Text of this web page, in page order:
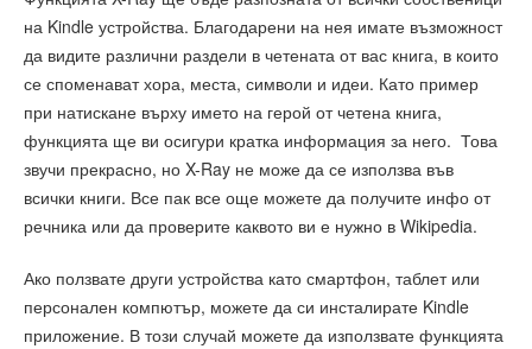
на Kindle устройства. Благодарени на нея имате възможност
да видите различни раздели в четената от вас книга, в които
се споменават хора, места, символи и идеи. Като пример
при натискане върху името на герой от четена книга,
функцията ще ви осигури кратка информация за него. Това
звучи прекрасно, но X-Ray не може да се използва във
всички книги. Все пак все още можете да получите инфо от
речника или да проверите каквото ви е нужно в Wikipedia.
Ако ползвате други устройства като смартфон, таблет или
персонален компютър, можете да си инсталирате Kindle
приложение. В този случай можете да използвате функцията